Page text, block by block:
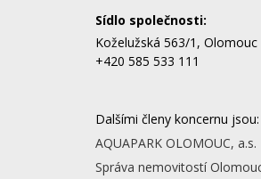
Sídlo společnosti:
Koželužská 563/1, Olomouc
+420 585 533 111
Dalšími členy koncernu jsou:
AQUAPARK OLOMOUC, a.s.
Správa nemovitostí